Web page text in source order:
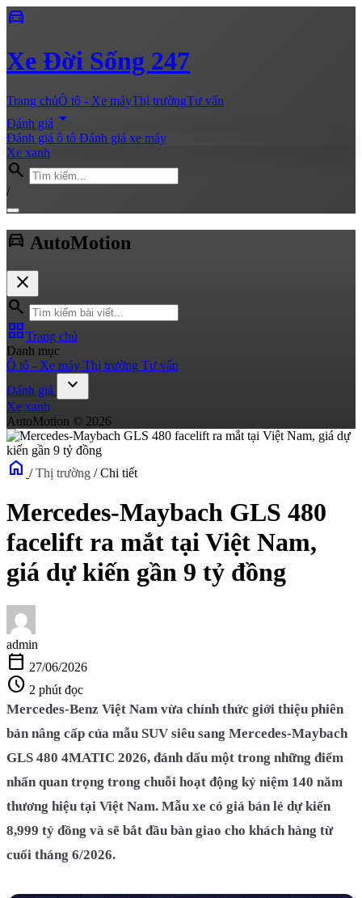
directions_car
Xe Đời Sống 247
Trang chủÔ tô - Xe máyThị trườngTư vấn
Đánh giá arrow_drop_down
Đánh giá ô tô Đánh giá xe máy
Xe xanh
search
/
directions_car AutoMotion
close
search
grid_viewTrang chủ
Danh mục
Ô tô - Xe máy Thị trường Tư vấn
Đánh giá
expand_more
Xe xanh
AutoMotion © 2026
home / Thị trường / Chi tiết
Mercedes-Maybach GLS 480
facelift ra mắt tại Việt Nam,
giá dự kiến gần 9 tỷ đồng
admin
calendar_today 27/06/2026
schedule 2 phút đọc
Mercedes-Benz Việt Nam vừa chính thức giới thiệu phiên
bản nâng cấp của mẫu SUV siêu sang Mercedes-Maybach
GLS 480 4MATIC 2026, đánh dấu một trong những điểm
nhấn quan trọng trong chuỗi hoạt động kỷ niệm 140 năm
thương hiệu tại Việt Nam. Mẫu xe có giá bán lẻ dự kiến
8,999 tỷ đồng và sẽ bắt đầu bàn giao cho khách hàng từ
cuối tháng 6/2026.